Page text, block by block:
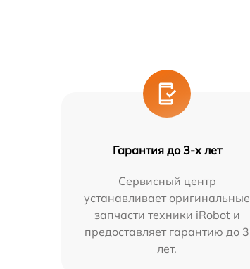
Гарантия до 3-х лет
Сервисный центр
устанавливает оригинальные
запчасти техники iRobot и
предоставляет гарантию до 3
лет.